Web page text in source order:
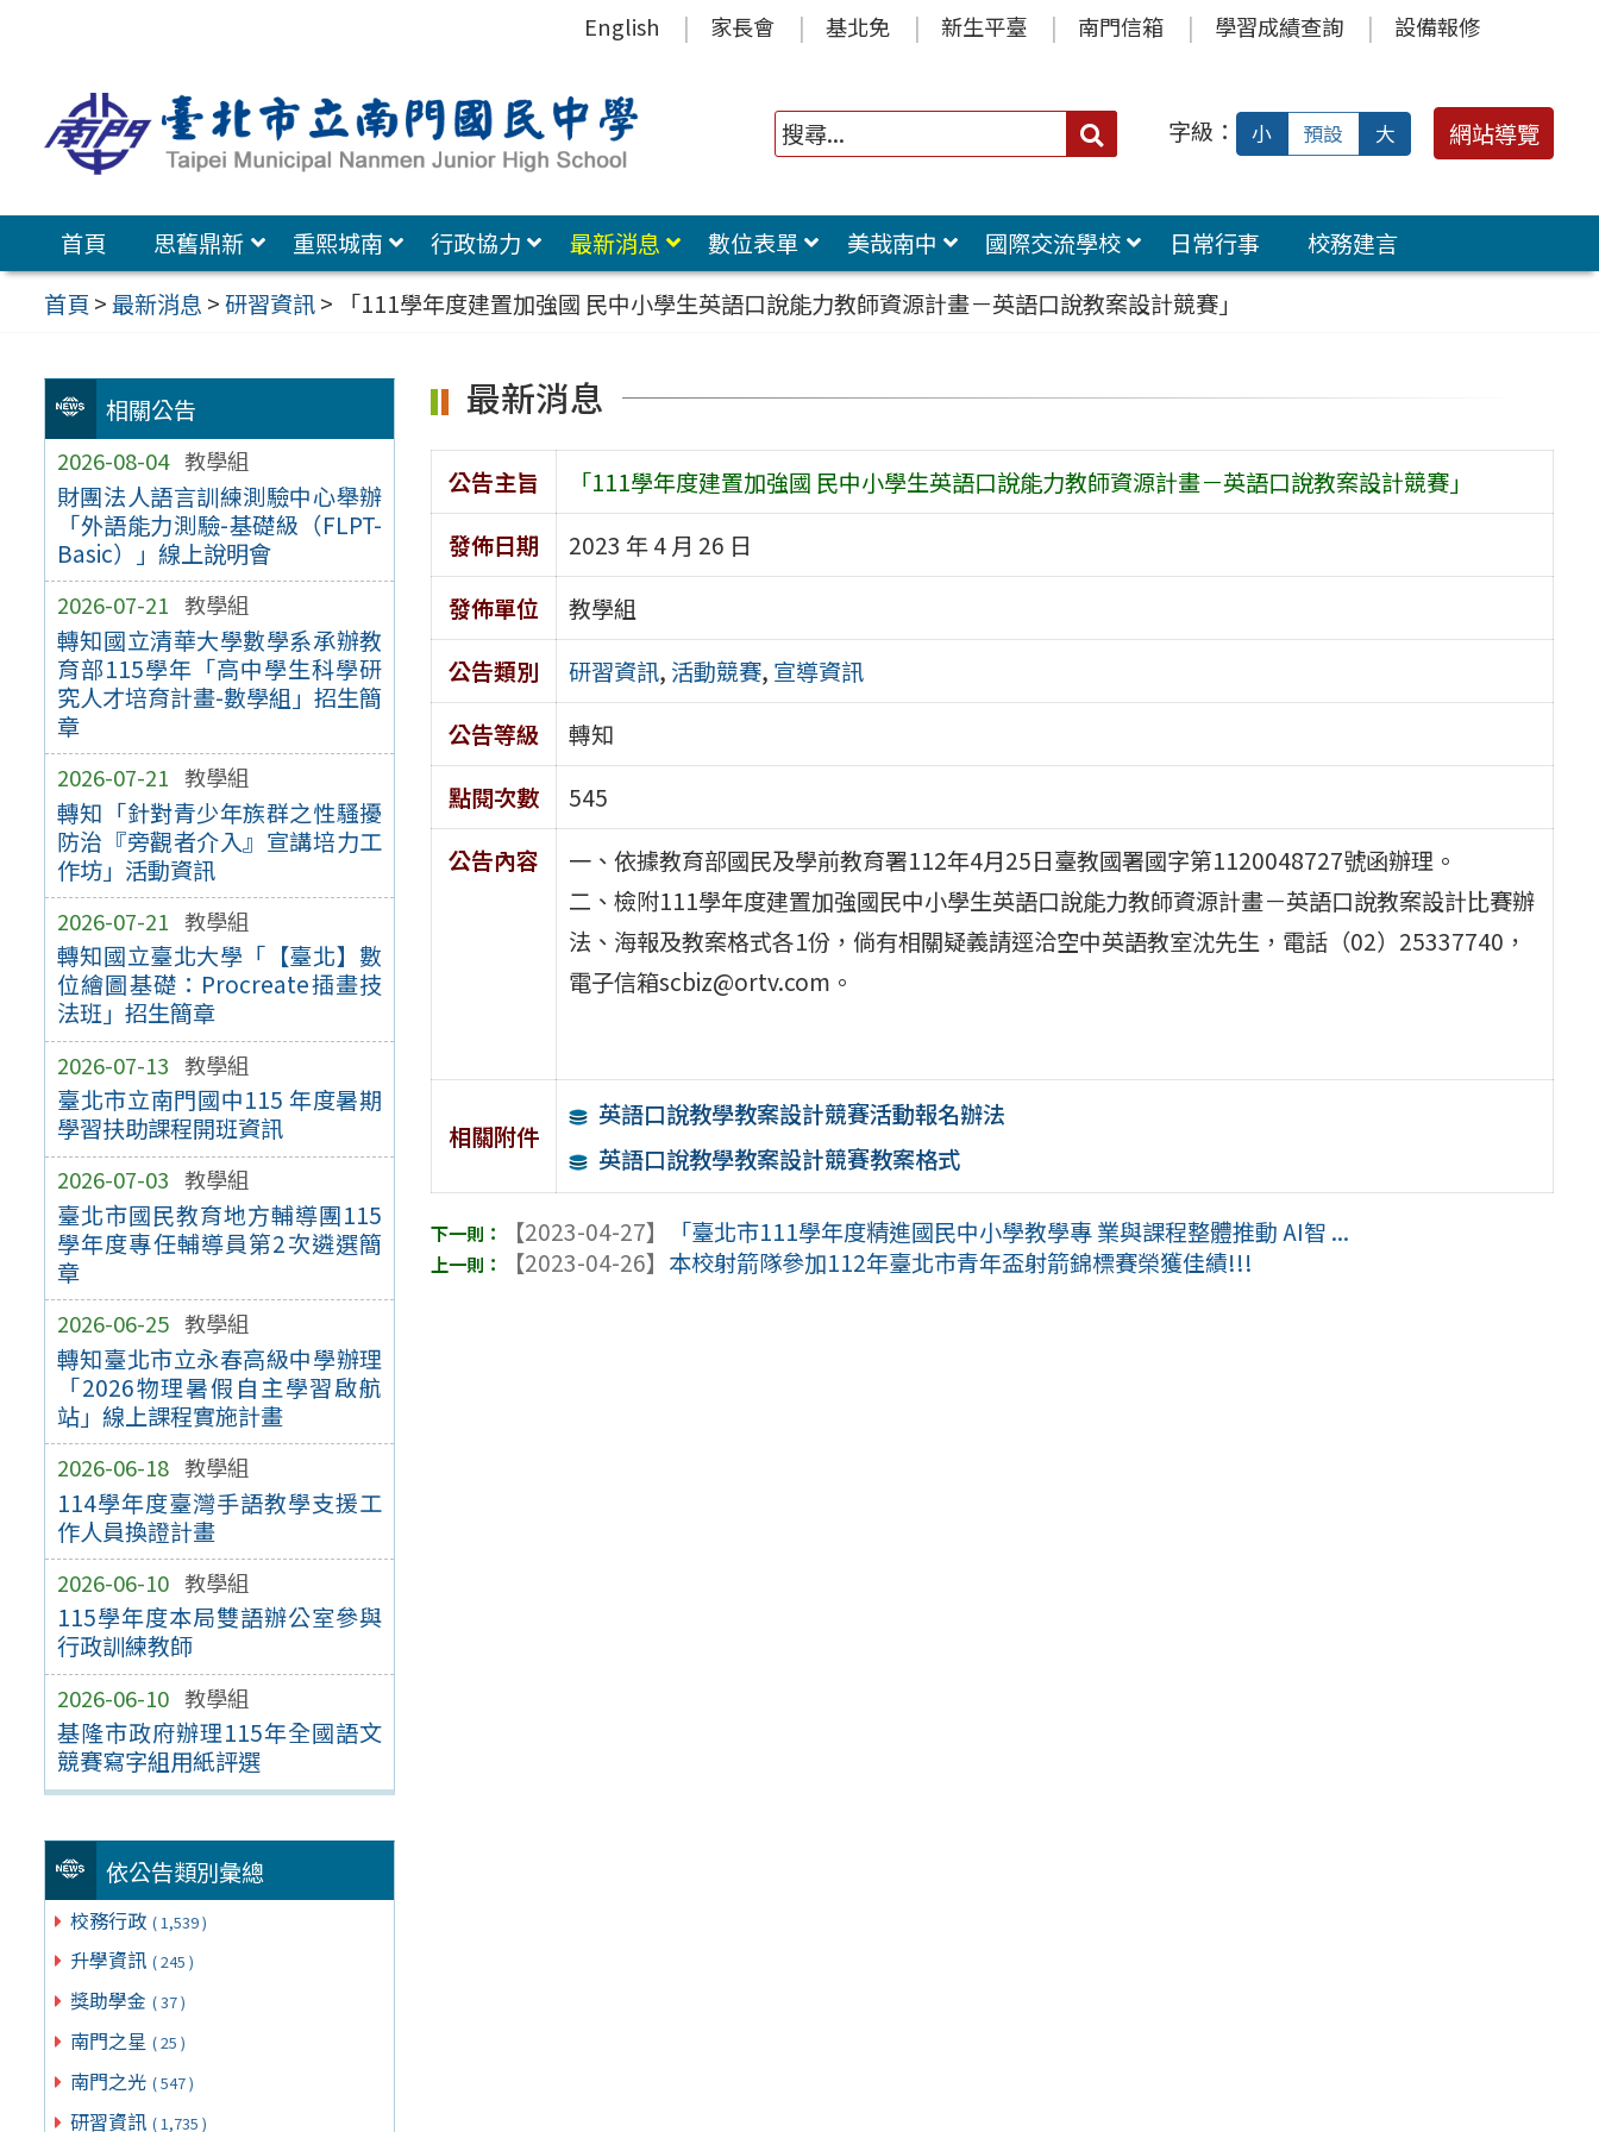
容
區
English 家長會 基北免 新生平臺 南門信箱 學習成績查詢 設備報修
搜
字級： 小 預設 大 網站導覽
首頁 思舊鼎新 重熙城南 行政協力 最新消息 數位表單 美哉南中 國際交流學校 日常行事
校務建言
首頁 >最新消息 >研習資訊> 「111學年度建置加強國 民中小學生英語口說能力教師資源計畫－英語口說教案設計競賽」
相關公告
2026-08-04 教學組
財團法人語言訓練測驗中心舉辦
「外語能力測驗-基礎級（FLPT-
Basic）」線上說明會
2026-07-21 教學組
轉知國立清華大學數學系承辦教
育部115學年「高中學生科學研
究人才培育計畫-數學組」招生簡
章
2026-07-21 教學組
轉知「針對青少年族群之性騷擾
防治『旁觀者介入』宣講培力工
作坊」活動資訊
2026-07-21 教學組
轉知國立臺北大學「【臺北】數
位繪圖基礎：Procreate插畫技
法班」招生簡章
2026-07-13 教學組
臺北市立南門國中115 年度暑期
學習扶助課程開班資訊
2026-07-03 教學組
臺北市國民教育地方輔導團115
學年度專任輔導員第2次遴選簡
章
2026-06-25 教學組
轉知臺北市立永春高級中學辦理
「2026物理暑假自主學習啟航
站」線上課程實施計畫
2026-06-18 教學組
114學年度臺灣手語教學支援工
作人員換證計畫
2026-06-10 教學組
115學年度本局雙語辦公室參與
行政訓練教師
2026-06-10 教學組
基隆市政府辦理115年全國語文
競賽寫字組用紙評選
依公告類別彙總
校務行政 ( 1,539 )
升學資訊 ( 245 )
獎助學金 ( 37 )
南門之星 ( 25 )
南門之光 ( 547 )
研習資訊 ( 1,735 )
最新消息
公告主旨
「111學年度建置加強國 民中小學生英語口說能力教師資源計畫－英語口說教案設計競賽」
發佈日期
2023 年 4 月 26 日
發佈單位
教學組
公告類別
研習資訊, 活動競賽, 宣導資訊
公告等級
轉知
點閱次數
545
公告內容
一、依據教育部國民及學前教育署112年4月25日臺教國署國字第1120048727號函辦理。
二、檢附111學年度建置加強國民中小學生英語口說能力教師資源計畫－英語口說教案設計比賽辦
法、海報及教案格式各1份，倘有相關疑義請逕洽空中英語教室沈先生，電話（02）25337740，
電子信箱scbiz@ortv.com。
相關附件
英語口說教學教案設計競賽活動報名辦法
英語口說教學教案設計競賽教案格式
【2023-04-27】
「臺北市111學年度精進國民中小學教學專 業與課程整體推動 AI智 ...
【2023-04-26】 本校射箭隊參加112年臺北市青年盃射箭錦標賽榮獲佳績!!!